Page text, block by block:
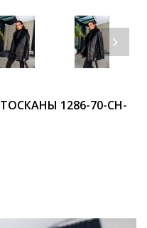
1286-70-CH-